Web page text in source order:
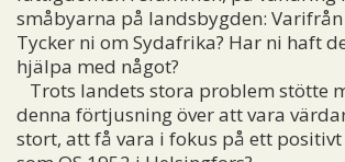
småbyarna på landsbygden:
Tycker ni om Sydafrika? Har ni haft
hjälpa med något?
Trots landets stora problem stötte
denna förtjusning över att vara
stort, att få vara i fokus på ett positivt